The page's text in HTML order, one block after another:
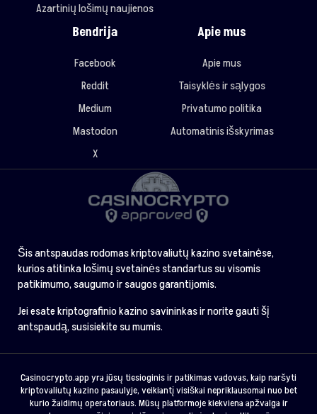
Azartinių lošimų naujienos
Bendrija
Facebook
Reddit
Medium
Mastodon
X
Apie mus
Apie mus
Taisyklės ir sąlygos
Privatumo politika
Automatinis išskyrimas
Šis antspaudas rodomas kriptovaliutų kazino svetainėse,
kurios atitinka lošimų svetainės standartus su visomis
patikimumo, saugumo ir saugos garantijomis.
Jei esate kriptografinio kazino savininkas ir norite gauti šį
antspaudą, susisiekite su mumis.
Casinocrypto.app yra jūsų tiesioginis ir patikimas vadovas, kaip naršyti
kriptovaliutų kazino pasaulyje, veikiantį visiškai nepriklausomai nuo bet
kurio žaidimų operatoriaus. Mūsų platformoje kiekviena apžvalga ir